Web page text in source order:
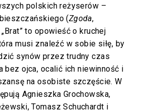
polskich reżyserów –
(Zgoda,
„Brat” to opowieść o kruchej
musi znaleźć w sobie siłę, by
synów przez trudny czas
bez ojca, ocalić ich niewinność i
na osobiste szczęście. W
Agnieszka Grochowska,
Tomasz Schuchardt i